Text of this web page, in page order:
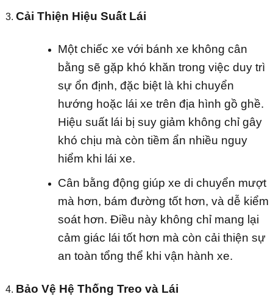
Cải Thiện Hiệu Suất Lái
Một chiếc xe với bánh xe không cân
bằng sẽ gặp khó khăn trong việc duy trì
sự ổn định, đặc biệt là khi chuyển
hướng hoặc lái xe trên địa hình gồ ghề.
Hiệu suất lái bị suy giảm không chỉ gây
khó chịu mà còn tiềm ẩn nhiều nguy
hiểm khi lái xe.
Cân bằng động giúp xe di chuyển mượt
mà hơn, bám đường tốt hơn, và dễ kiểm
soát hơn. Điều này không chỉ mang lại
cảm giác lái tốt hơn mà còn cải thiện sự
an toàn tổng thể khi vận hành xe.
Bảo Vệ Hệ Thống Treo và Lái